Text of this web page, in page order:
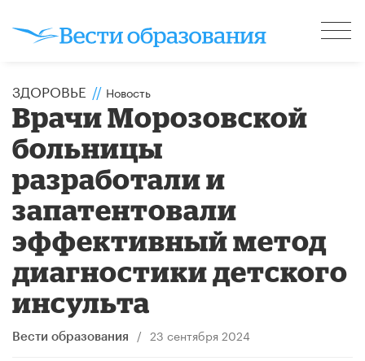
ЗДОРОВЬЕ // Новость
​Врачи Морозовской
больницы
разработали и
запатентовали
эффективный метод
диагностики детского
инсульта
Вести образования / 23 сентября 2024